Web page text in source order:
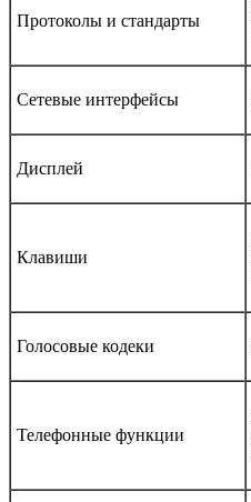
Протоколы и стандарты
Сетевые интерфейсы
Дисплей
Клавиши
Голосовые кодеки
Телефонные функции